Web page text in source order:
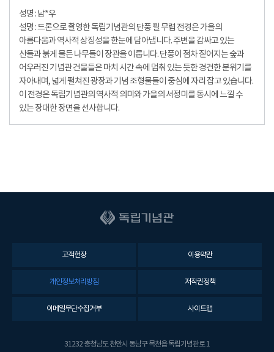
성명 : 남*우
설명 : 드론으로 촬영한 독립기념관의 단풍 필 무렵 전경은 가을의
아름다움과 역사적 상징성을 한눈에 담아냅니다. 주변을 감싸고 있는
산들과 붉게 물든 나무들이 장관을 이룹니다. 단풍이 점차 짙어지는 숲과
어우러진 기념관 건물들은 마치 시간 속에 멈춰 있는 듯한 경건한 분위기를
자아내며, 넓게 펼쳐진 광장과 기념 조형물들이 중심에 자리 잡고 있습니다.
이 전경은 독립기념관의 역사적 의미와 가을의 서정미를 동시에 느낄 수
있는 장대한 장면을 선사합니다.
고객헌장 이용약관
개인정보처리방침 저작권정책
이메일무단수집거부 사이트맵
31232 충청남도 천안시 동남구 목천읍 독립기념관로 1